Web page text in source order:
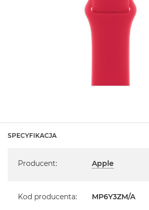
SPECYFIKACJA
Producent: Apple
Kod producenta: MP6Y3ZM/A